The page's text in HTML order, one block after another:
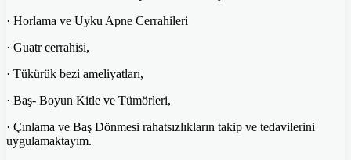
· Horlama ve Uyku Apne Cerrahileri
· Guatr cerrahisi,
· Tükürük bezi ameliyatları,
· Baş- Boyun Kitle ve Tümörleri,
· Çınlama ve Baş Dönmesi rahatsızlıkların takip ve tedavilerini
uygulamaktayım.